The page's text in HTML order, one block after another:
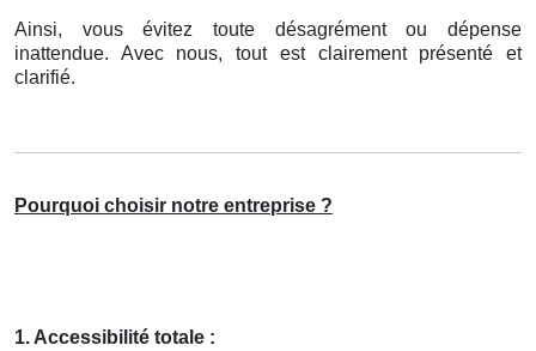
Ainsi, vous évitez toute désagrément ou dépense
inattendue. Avec nous, tout est clairement présenté et
clarifié.
Pourquoi choisir notre entreprise ?
1. Accessibilité totale :